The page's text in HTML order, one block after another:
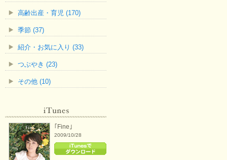
高齢出産・育児 (170)
季節 (37)
紹介・お気に入り (33)
つぶやき (23)
その他 (10)
｢Fine｣
2009/10/28